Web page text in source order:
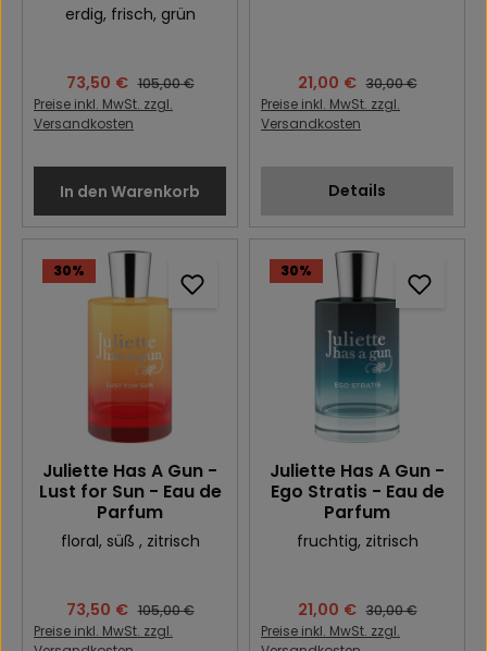
erdig, frisch, grün
Verkaufspreis:
73,50 € Regulärer Preis:
105,00 €
Preise inkl. MwSt. zzgl.
Versandkosten
In den Warenkorb
Verkaufspreis:
21,00 € Regulärer Preis:
30,00 €
Preise inkl. MwSt. zzgl.
Versandkosten
Details
30%
Juliette Has A Gun -
Lust for Sun - Eau de
Parfum
floral, süß , zitrisch
Verkaufspreis:
73,50 € Regulärer Preis:
105,00 €
Preise inkl. MwSt. zzgl.
30%
Juliette Has A Gun -
Ego Stratis - Eau de
Parfum
fruchtig, zitrisch
Verkaufspreis:
21,00 € Regulärer Preis:
30,00 €
Preise inkl. MwSt. zzgl.